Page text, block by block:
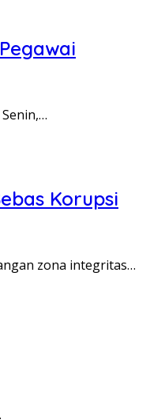
Korupsi
zona integritas…